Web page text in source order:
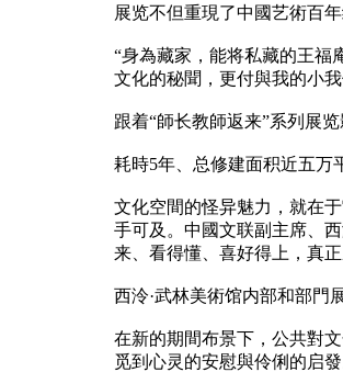
展览不但重現了中國艺術百
“身為藏家，能将私藏的王福
文化的秘聞，更付與我的小
跟着“師长教師返来”系列展
耗時5年、总修建面积近五万
文化空間的怪异魅力，就在
手可及。中國文联副主席、
来、看得懂、喜好得上，真
西泠·武林美術馆内部和部門
在新的期間布景下，公共對
觅到心灵的安慰與伶俐的启發